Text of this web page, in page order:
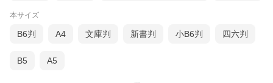
本サイズ
B6判 A4 文庫判 新書判 小B6判 四六判
B5 A5